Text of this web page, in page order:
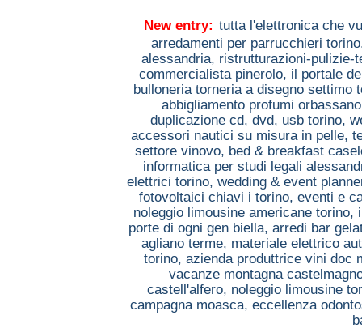
New entry: tutta l'elettronica che
arredamenti per parrucchieri
alessandria, ristrutturazioni-pulizie-
commercialista pinerolo, il portale
bulloneria torneria a disegno settimo
abbigliamento profumi
duplicazione cd, dvd, usb torino,
accessori nautici su misura in pelle,
settore vinovo, bed & breakfast
informatica per studi legali
elettrici torino, wedding & event
fotovoltaici chiavi i torino, eventi e
noleggio limousine americane torino,
porte di ogni gen biella, arredi bar
agliano terme, materiale elettrico
torino, azienda produttrice vini doc
vacanze montagna
castell'alfero, noleggio limousine
campagna moasca, eccellenza